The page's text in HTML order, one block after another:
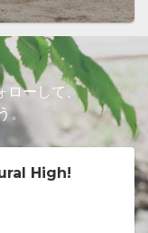
ローして、
。
High!